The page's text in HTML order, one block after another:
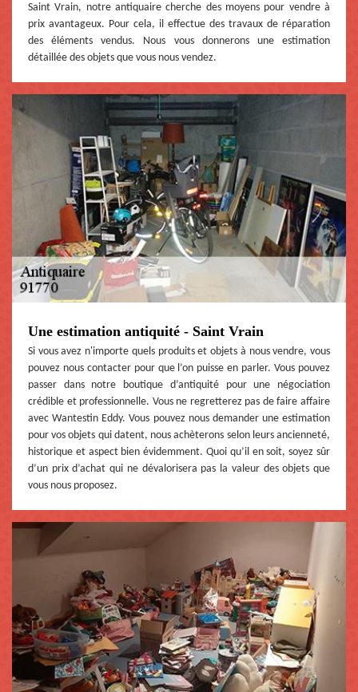
Saint Vrain, notre antiquaire cherche des moyens pour vendre à
prix avantageux. Pour cela, il effectue des travaux de réparation
des éléments vendus. Nous vous donnerons une estimation
détaillée des objets que vous nous vendez.
Une estimation antiquité - Saint Vrain
Si vous avez n'importe quels produits et objets à nous vendre, vous
pouvez nous contacter pour que l’on puisse en parler. Vous pouvez
passer dans notre boutique d’antiquité pour une négociation
crédible et professionnelle. Vous ne regretterez pas de faire affaire
avec Wantestin Eddy. Vous pouvez nous demander une estimation
pour vos objets qui datent, nous achèterons selon leurs ancienneté,
historique et aspect bien évidemment. Quoi qu’il en soit, soyez sûr
d’un prix d’achat qui ne dévalorisera pas la valeur des objets que
vous nous proposez.